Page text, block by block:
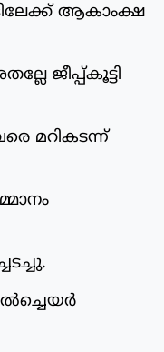
ആകാംക്ഷ
ജീപ്പ്കൂട്ടി
മറികടന്ന്